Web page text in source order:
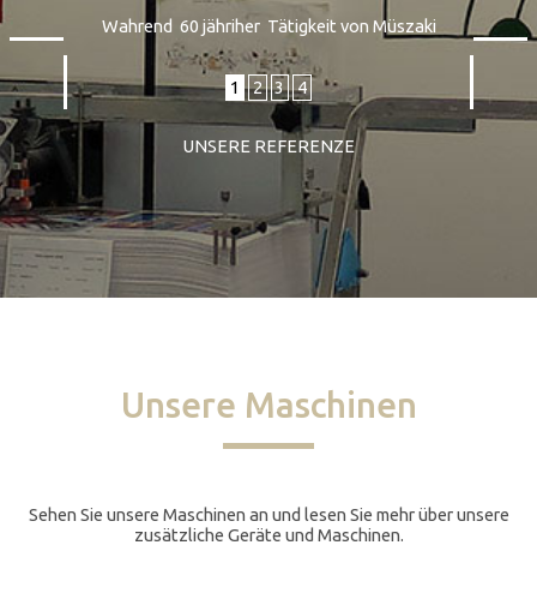
Wahrend 60 jähriher Tätigkeit von Müszaki
1 2 3 4
UNSERE REFERENZE
Unsere Maschinen
Sehen Sie unsere Maschinen an und lesen Sie mehr über unsere
zusätzliche Geräte und Maschinen.